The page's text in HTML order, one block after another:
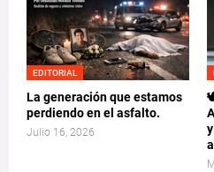
EDITORIAL
La generación que estamos
perdiendo en el asfalto.
Julio 16, 2026